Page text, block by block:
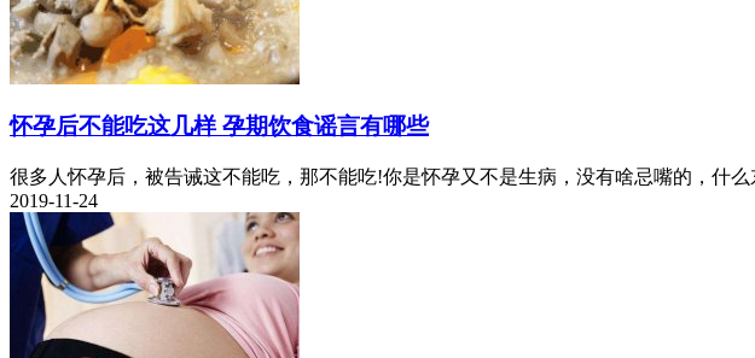
怀孕后不能吃这几样 孕期饮食谣言有哪些
很多人怀孕后，被告诫这不能吃，那不能吃!你是怀孕又不是生病，没有啥忌嘴的，什
2019-11-24